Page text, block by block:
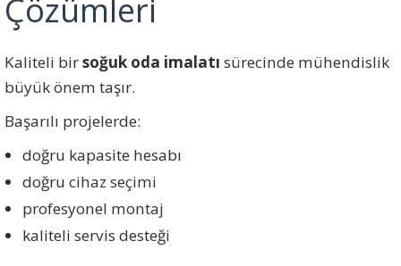
Çözümleri
Kaliteli birsoğuk oda imalatı sürecinde mühendislik
büyük önem taşır.
Başarılı projelerde:
doğru kapasite hesabı
doğru cihaz seçimi
profesyonel montaj
kaliteli servis desteği